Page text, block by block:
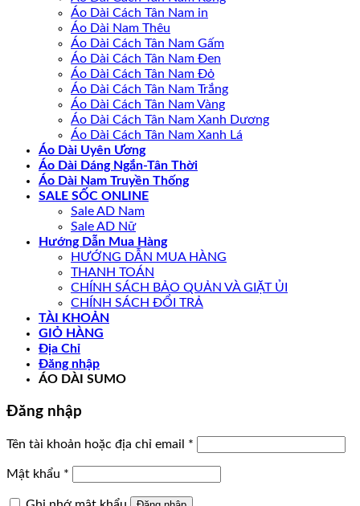
Áo Dài Cách Tân Nam in
Áo Dài Nam Thêu
Áo Dài Cách Tân Nam Gấm
Áo Dài Cách Tân Nam Đen
Áo Dài Cách Tân Nam Đỏ
Áo Dài Cách Tân Nam Trắng
Áo Dài Cách Tân Nam Vàng
Áo Dài Cách Tân Nam Xanh Dương
Áo Dài Cách Tân Nam Xanh Lá
Áo Dài Uyên Ương
Áo Dài Dáng Ngắn-Tân Thời
Áo Dài Nam Truyền Thống
SALE SỐC ONLINE
Sale AD Nam
Sale AD Nữ
Hướng Dẫn Mua Hàng
HƯỚNG DẪN MUA HÀNG
THANH TOÁN
CHÍNH SÁCH BẢO QUẢN VÀ GIẶT ỦI
CHÍNH SÁCH ĐỔI TRẢ
TÀI KHOẢN
GIỎ HÀNG
Địa Chỉ
Đăng nhập
ÁO DÀI SUMO
Đăng nhập
Tên tài khoản hoặc địa chỉ email *
Mật khẩu *